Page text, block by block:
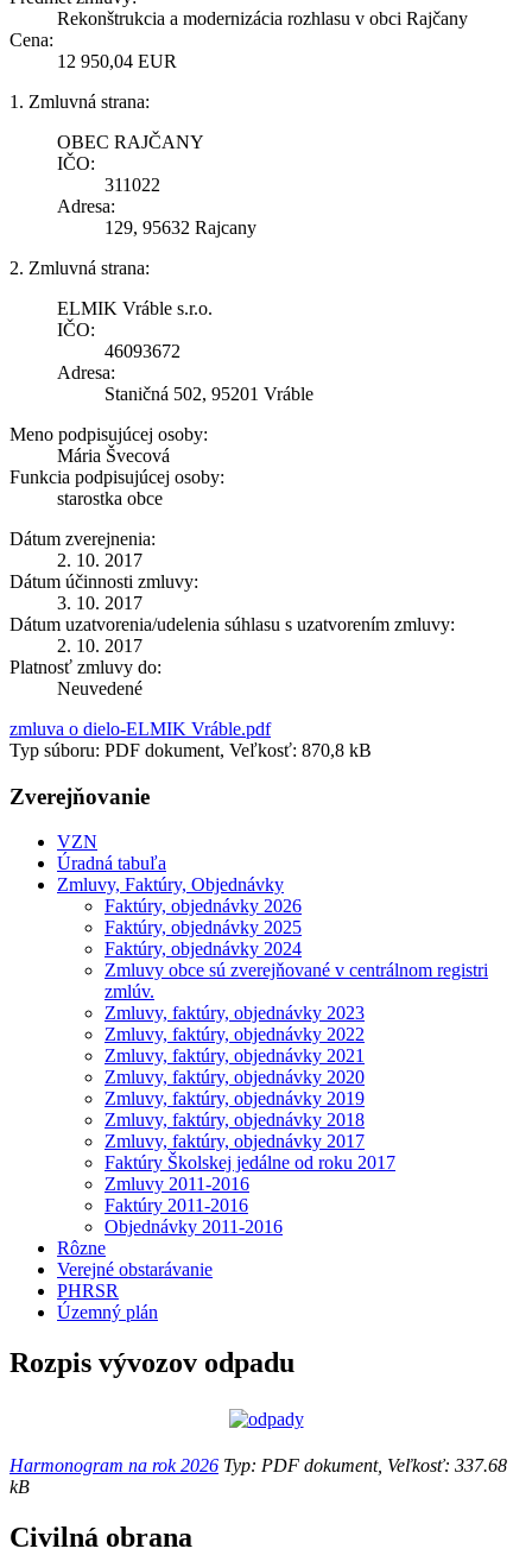
Rekonštrukcia a modernizácia rozhlasu v obci Rajčany
Cena:
12 950,04 EUR
1. Zmluvná strana:
OBEC RAJČANY
IČO:
311022
Adresa:
129, 95632 Rajcany
2. Zmluvná strana:
ELMIK Vráble s.r.o.
IČO:
46093672
Adresa:
Staničná 502, 95201 Vráble
Meno podpisujúcej osoby:
Mária Švecová
Funkcia podpisujúcej osoby:
starostka obce
Dátum zverejnenia:
2. 10. 2017
Dátum účinnosti zmluvy:
3. 10. 2017
Dátum uzatvorenia/udelenia súhlasu s uzatvorením zmluvy:
2. 10. 2017
Platnosť zmluvy do:
Neuvedené
zmluva o dielo-ELMIK Vráble.pdf
Typ súboru: PDF dokument, Veľkosť: 870,8 kB
Zverejňovanie
VZN
Úradná tabuľa
Zmluvy, Faktúry, Objednávky
Faktúry, objednávky 2026
Faktúry, objednávky 2025
Faktúry, objednávky 2024
Zmluvy obce sú zverejňované v centrálnom registri
zmlúv.
Zmluvy, faktúry, objednávky 2023
Zmluvy, faktúry, objednávky 2022
Zmluvy, faktúry, objednávky 2021
Zmluvy, faktúry, objednávky 2020
Zmluvy, faktúry, objednávky 2019
Zmluvy, faktúry, objednávky 2018
Zmluvy, faktúry, objednávky 2017
Faktúry Školskej jedálne od roku 2017
Zmluvy 2011-2016
Faktúry 2011-2016
Objednávky 2011-2016
Rôzne
Verejné obstarávanie
PHRSR
Územný plán
Rozpis vývozov odpadu
Harmonogram na rok 2026 Typ: PDF dokument, Veľkosť: 337.68
kB
Civilná obrana